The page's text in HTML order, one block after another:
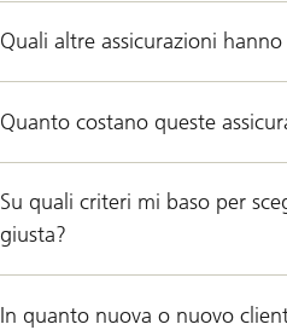
Quali altre assicurazioni
Quanto costano queste
Su quali criteri mi baso per
giusta?
In quanto nuova o nuovo